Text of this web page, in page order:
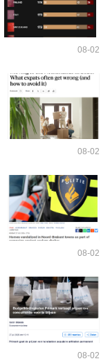
08-02
08-02
08-02
08-02